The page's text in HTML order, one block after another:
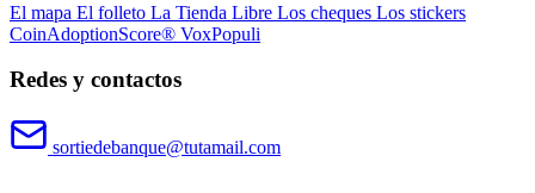
El mapa El folleto La Tienda Libre Los cheques Los stickers
CoinAdoptionScore® VoxPopuli
Redes y contactos
sortiedebanque@tutamail.com